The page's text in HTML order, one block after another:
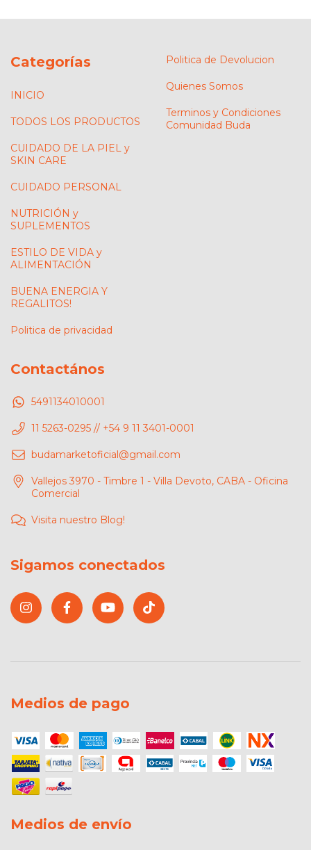
Categorías
INICIO
TODOS LOS PRODUCTOS
CUIDADO DE LA PIEL y
SKIN CARE
CUIDADO PERSONAL
NUTRICIÓN y
SUPLEMENTOS
ESTILO DE VIDA y
ALIMENTACIÓN
BUENA ENERGIA Y
REGALITOS!
Politica de privacidad
Politica de Devolucion
Quienes Somos
Terminos y Condiciones
Comunidad Buda
Contactános
5491134010001
11 5263-0295 // +54 9 11 3401-0001
budamarketoficial@gmail.com
Vallejos 3970 - Timbre 1 - Villa Devoto, CABA - Oficina
Comercial
Visita nuestro Blog!
Sigamos conectados
Medios de pago
Medios de envío